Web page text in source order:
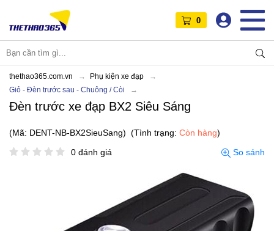
0
thethao365.com.vn
Phụ kiện xe đạp
Giỏ - Đèn trước sau - Chuông / Còi
Đèn trước xe đạp BX2 Siêu Sáng
(Mã: DENT-NB-BX2SieuSang) (Tình trạng: Còn hàng)
0 đánh giá
So sánh